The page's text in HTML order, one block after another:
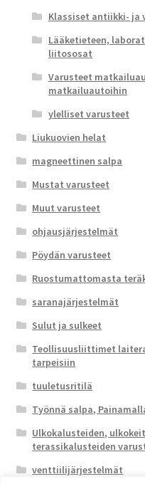
Klassiset antiikki- ja
Lääketieteen,
liitososat
Varusteet
matkailuautoihin
ylelliset varusteet
Liukuovien helat
magneettinen salpa
Mustat varusteet
Muut varusteet
ohjausjärjestelmät
Pöydän varusteet
Ruostumattomasta
saranajärjestelmät
Sulut ja sulkeet
Teollisuusliittimet
tarpeisiin
tuuletusritilä
Työnnä salpa,
Ulkokalusteiden,
terassikalusteiden
venttiilijärjestelmät